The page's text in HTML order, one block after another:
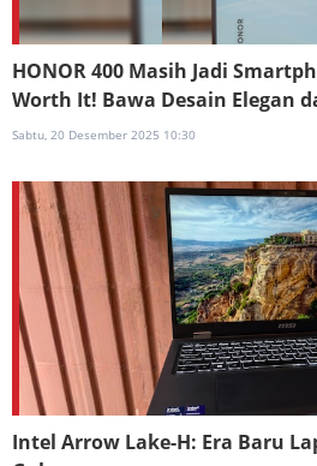
HONOR 400 Masih Jadi
Worth It! Bawa Desain Elegan
Sabtu, 20 Desember 2025 10:30
Intel Arrow Lake-H: Era Baru